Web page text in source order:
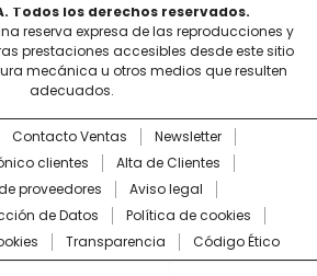
Todos los derechos reservados.
reserva expresa de las reproducciones y
prestaciones accesibles desde este sitio
mecánica u otros medios que resulten
adecuados.
Contacto Ventas
Newsletter
clientes
Alta de Clientes
proveedores
Aviso legal
de Datos
Política de cookies
Transparencia Código Ético